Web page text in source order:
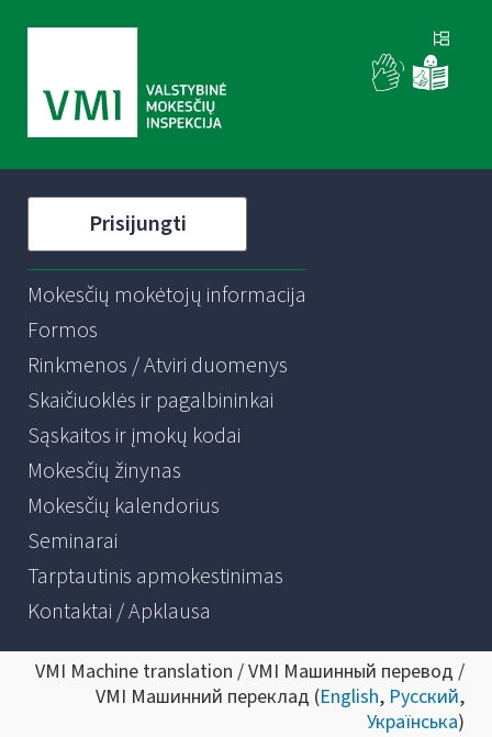
Prisijungti
Mokesčių mokėtojų informacija
Formos
Rinkmenos / Atviri duomenys
Skaičiuoklės ir pagalbininkai
Sąskaitos ir įmokų kodai
Mokesčių žinynas
Mokesčių kalendorius
Seminarai
Tarptautinis apmokestinimas
Kontaktai / Apklausa
VMI Machine translation / VMI Машинный перевод /
VMI Машинний переклад (English, Русский,
Українська)